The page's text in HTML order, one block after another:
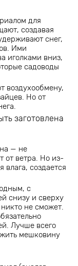
для
создавая
снег,
Ими
иголками вниз,
садоводы
воздухообмену,
Но от
заготовлена
— не
от ветра. Но из-
влага, создается
с
снизу и сверху
не сможет.
Лучше всего
мешковину